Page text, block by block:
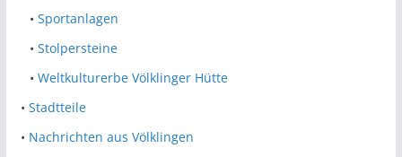
• Sportanlagen
• Stolpersteine
• Weltkulturerbe Völklinger Hütte
• Stadtteile
• Nachrichten aus Völklingen